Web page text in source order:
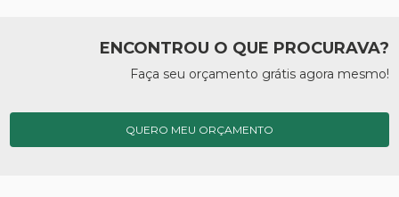
ENCONTROU O QUE PROCURAVA?
Faça seu orçamento grátis agora mesmo!
QUERO MEU ORÇAMENTO